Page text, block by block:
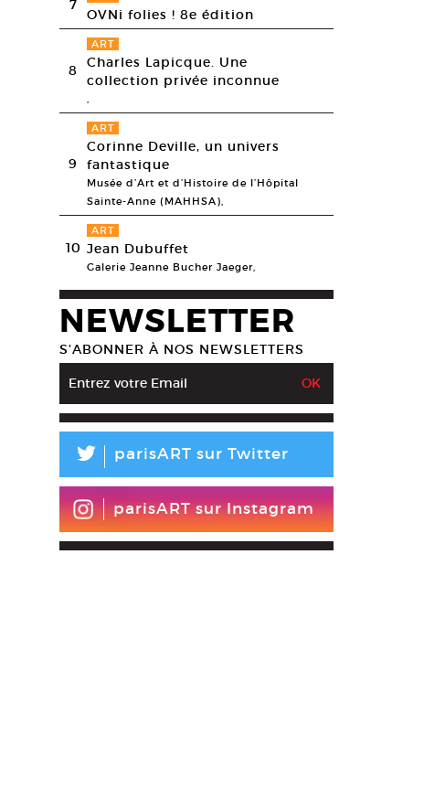
Jean-Charles Hue, Tijuana Carne Viva, 2009. Video transférée sur DVD.
Courtesy La Box/© Jean-Charles Hue
7
OVNi folies ! 8e édition
8
ART
Charles Lapicque. Une
collection privée inconnue
,
9
ART
Corinne Deville, un univers
fantastique
Musée d’Art et d’Histoire de l’Hôpital
Sainte-Anne (MAHHSA),
10
ART
Jean Dubuffet
Galerie Jeanne Bucher Jaeger,
NEWSLETTER
S’ABONNER À NOS NEWSLETTERS
L parisART sur Twitter
parisART sur Instagram